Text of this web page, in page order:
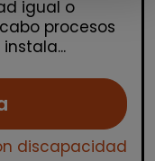
igual o
procesos
discapacidad